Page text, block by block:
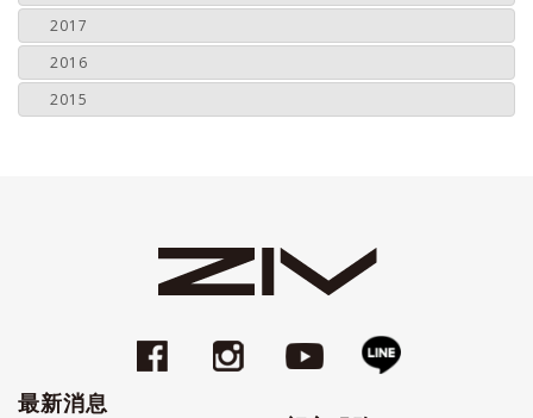
2017
2016
2015
最新消息